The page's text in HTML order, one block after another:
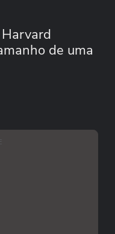
de uma